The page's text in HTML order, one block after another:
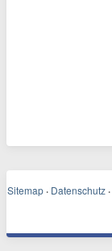
Sitemap · Datenschutz ·